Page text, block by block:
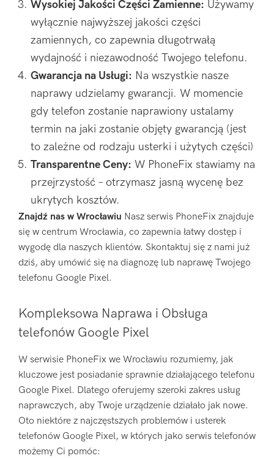
Wysokiej Jakości Części Zamienne: Używamy
wyłącznie najwyższej jakości części
zamiennych, co zapewnia długotrwałą
wydajność i niezawodność Twojego telefonu.
Gwarancja na Usługi: Na wszystkie nasze
naprawy udzielamy gwarancji. W momencie
gdy telefon zostanie naprawiony ustalamy
termin na jaki zostanie objęty gwarancją (jest
to zależne od rodzaju usterki i użytych części)
Transparentne Ceny: W PhoneFix stawiamy na
przejrzystość – otrzymasz jasną wycenę bez
ukrytych kosztów.
Znajdź nas w Wrocławiu Nasz serwis PhoneFix znajduje
się w centrum Wrocławia, co zapewnia łatwy dostęp i
wygodę dla naszych klientów. Skontaktuj się z nami już
dziś, aby umówić się na diagnozę lub naprawę Twojego
telefonu Google Pixel.
Kompleksowa Naprawa i Obsługa
telefonów Google Pixel
W serwisie PhoneFix we Wrocławiu rozumiemy, jak
kluczowe jest posiadanie sprawnie działającego telefonu
Google Pixel. Dlatego oferujemy szeroki zakres usług
naprawczych, aby Twoje urządzenie działało jak nowe.
Oto niektóre z najczęstszych problemów i usterek
telefonów Google Pixel, w których jako serwis telefonów
możemy Ci pomóc: